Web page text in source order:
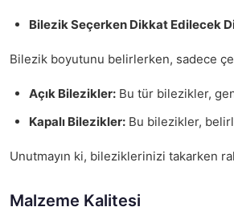
Bilezik Seçerken Dikkat Edilecek
Bilezik boyutunu belirlerken, sadece
Açık Bilezikler: Bu tür bilezikler,
Kapalı Bilezikler: Bu bilezikler,
Unutmayın ki, bileziklerinizi takarken
Malzeme Kalitesi